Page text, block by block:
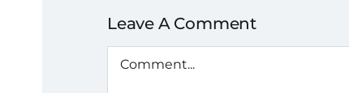
Leave A Comment
Comment